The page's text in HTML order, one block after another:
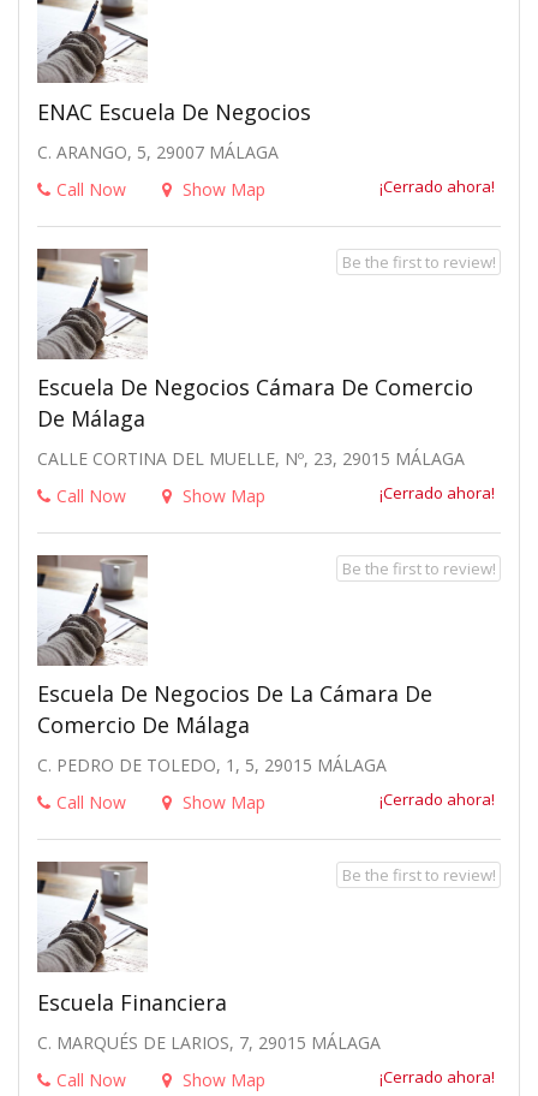
ENAC Escuela De Negocios
C. ARANGO, 5, 29007 MÁLAGA
Call Now
Show Map ¡Cerrado ahora!
Escuela De Negocios Cámara De Comercio
De Málaga
CALLE CORTINA DEL MUELLE, Nº, 23, 29015 MÁLAGA
Call Now
Show Map ¡Cerrado ahora!
Be the first to review!
Escuela De Negocios De La Cámara De
Comercio De Málaga
C. PEDRO DE TOLEDO, 1, 5, 29015 MÁLAGA
Call Now
Show Map ¡Cerrado ahora!
Be the first to review!
Escuela Financiera
C. MARQUÉS DE LARIOS, 7, 29015 MÁLAGA
Call Now
Show Map ¡Cerrado ahora!
Be the first to review!